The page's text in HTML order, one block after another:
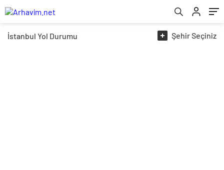
İstanbul Yol Durumu ŞehirSeçiniz